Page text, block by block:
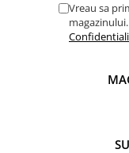
Thriller și mister
Young adult
Vreau sa